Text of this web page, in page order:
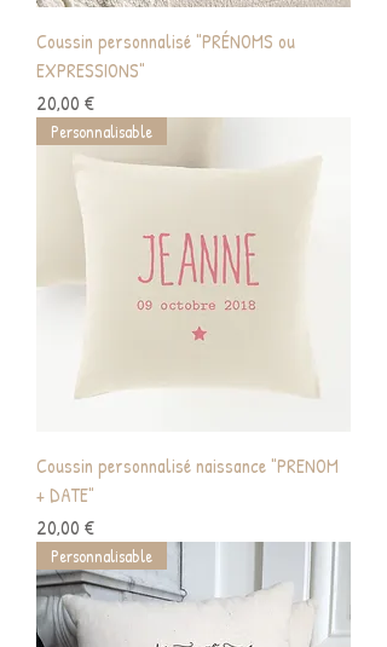
Coussin personnalisé "PRÉNOMS ou
EXPRESSIONS"
Prix
20,00 €
Personnalisable
Coussin personnalisé naissance "PRENOM
+ DATE"
Prix
20,00 €
Personnalisable